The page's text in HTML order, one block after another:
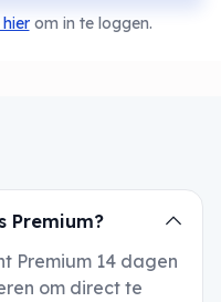
om in te loggen.
Premium?
Premium 14 dagen
om direct te